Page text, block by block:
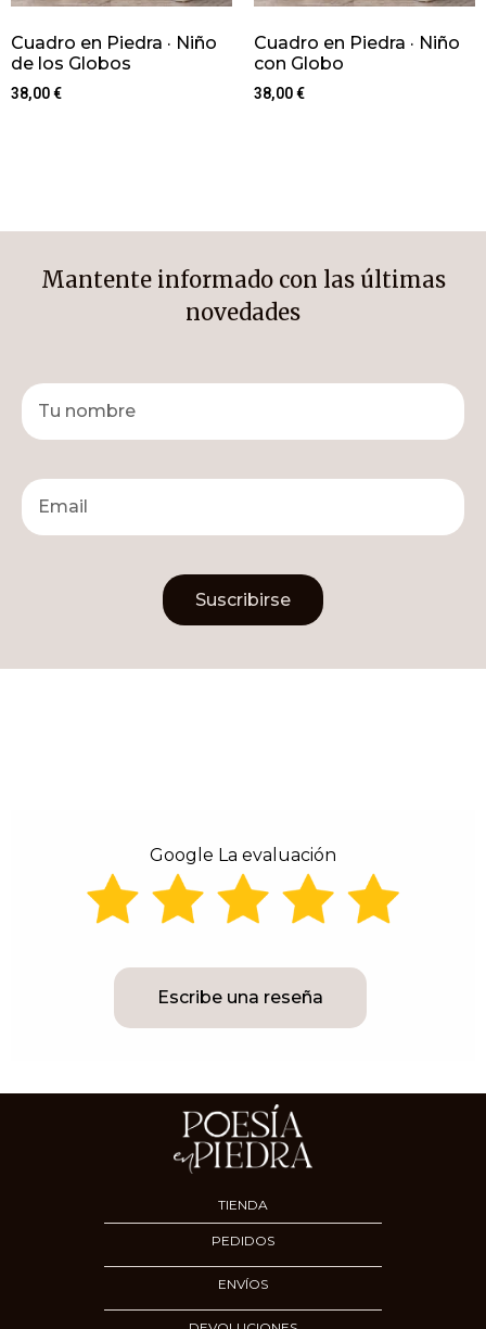
Cuadro en Piedra · Niño
de los Globos
38,00€
Cuadro en Piedra · Niño
con Globo
38,00€
Mantente informado con las últimas
novedades
Suscribirse
Google La evaluación
Escribe una reseña
TIENDA
PEDIDOS
ENVÍOS